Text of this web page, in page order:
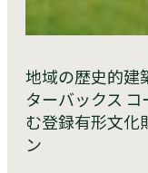
地域の歴史的建
ターバックス
む登録有形文化
ン